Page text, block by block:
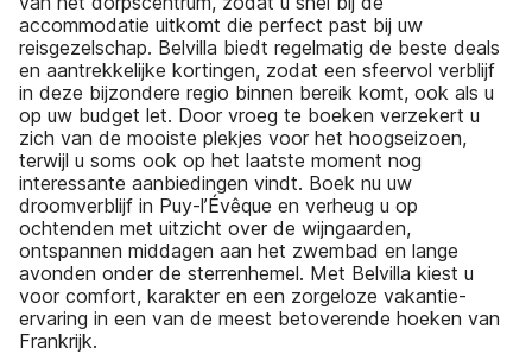
accommodatie uitkomt die perfect past bij uw
reisgezelschap. Belvilla biedt regelmatig de beste deals
en aantrekkelijke kortingen, zodat een sfeervol verblijf
in deze bijzondere regio binnen bereik komt, ook als u
op uw budget let. Door vroeg te boeken verzekert u
zich van de mooiste plekjes voor het hoogseizoen,
terwijl u soms ook op het laatste moment nog
interessante aanbiedingen vindt. Boek nu uw
droomverblijf in Puy-l’Évêque en verheug u op
ochtenden met uitzicht over de wijngaarden,
ontspannen middagen aan het zwembad en lange
avonden onder de sterrenhemel. Met Belvilla kiest u
voor comfort, karakter en een zorgeloze vakantie-
ervaring in een van de meest betoverende hoeken van
Frankrijk.